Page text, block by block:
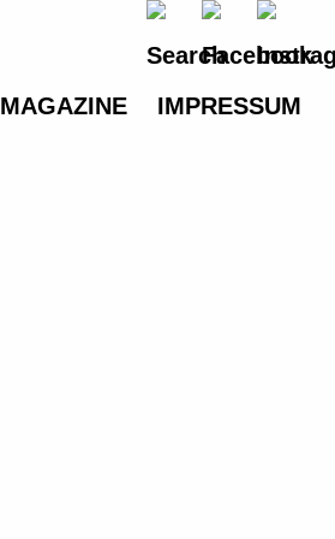
MAGAZINE IMPRESSUM